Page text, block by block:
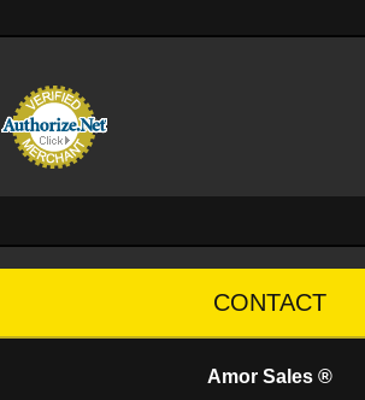
CONTACT
Amor Sales ®